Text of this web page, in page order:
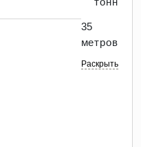
35
метров
Раскрыть